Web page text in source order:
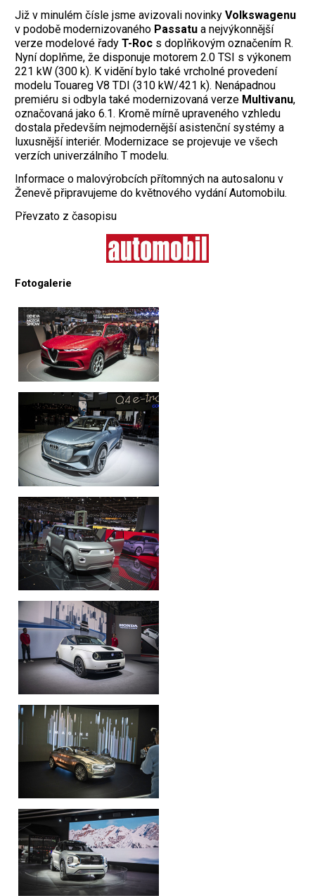
Již v minulém čísle jsme avizovali novinky Volkswagenu
v podobě modernizovaného Passatu a nejvýkonnější
verze modelové řady T-Roc s doplňkovým označením R.
Nyní doplňme, že disponuje motorem 2.0 TSI s výkonem
221 kW (300 k). K vidění bylo také vrcholné provedení
modelu Touareg V8 TDI (310 kW/421 k). Nenápadnou
premiéru si odbyla také modernizovaná verze Multivanu,
označovaná jako 6.1. Kromě mírně upraveného vzhledu
dostala především nejmodernější asistenční systémy a
luxusnější interiér. Modernizace se projevuje ve všech
verzích univerzálního T modelu.
Informace o malovýrobcích přítomných na autosalonu v
Ženevě připravujeme do květnového vydání Automobilu.
Převzato z časopisu
Fotogalerie